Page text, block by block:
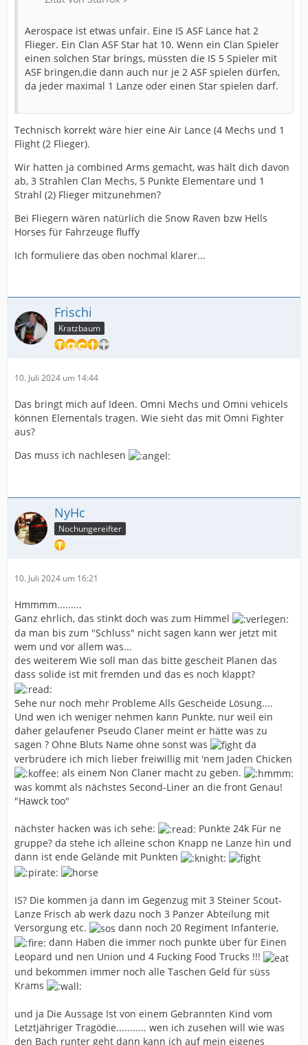
Aerospace ist etwas unfair. Eine IS ASF Lance hat 2
Flieger. Ein Clan ASF Star hat 10. Wenn ein Clan Spieler
einen solchen Star brings, müssten die IS 5 Spieler mit
ASF bringen,die dann auch nur je 2 ASF spielen dürfen,
da jeder maximal 1 Lanze oder einen Star spielen darf.
Technisch korrekt wäre hier eine Air Lance (4 Mechs und 1
Flight (2 Flieger).
Wir hatten ja combined Arms gemacht, was hält dich davon
ab, 3 Strahlen Clan Mechs, 5 Punkte Elementare und 1
Strahl (2) Flieger mitzunehmen?
Bei Fliegern wären natürlich die Snow Raven bzw Hells
Horses für Fahrzeuge fluffy
Ich formuliere das oben nochmal klarer...
Frischi
Kratzbaum
10. Juli 2024 um 14:44
Das bringt mich auf Ideen. Omni Mechs und Omni vehicels
können Elementals tragen. Wie sieht das mit Omni Fighter
aus?
Das muss ich nachlesen
NyHc
Nochungereifter
10. Juli 2024 um 16:21
Hmmmm.........
Ganz ehrlich, das stinkt doch was zum Himmel
da man bis zum "Schluss" nicht sagen kann wer jetzt mit
wem und vor allem was...
des weiterem Wie soll man das bitte gescheit Planen das
dass solide ist mit fremden und das es noch klappt?
Sehe nur noch mehr Probleme Alls Gescheide Lösung....
Und wen ich weniger nehmen kann Punkte, nur weil ein
daher gelaufener Pseudo Claner meint er hätte was zu
sagen ? Ohne Bluts Name ohne sonst was
da
verbrüdere ich mich lieber freiwillig mit 'nem Jaden Chicken
als einem Non Claner macht zu geben.
was kommt als nächstes Second-Liner an die front Genau!
"Hawck too"
nächster hacken was ich sehe:
Punkte 24k Für ne
gruppe? da stehe ich alleine schon Knapp ne Lanze hin und
dann ist ende Gelände mit Punkten
IS? Die kommen ja dann im Gegenzug mit 3 Steiner Scout-
Lanze Frisch ab werk dazu noch 3 Panzer Abteilung mit
Versorgung etc.
dann noch 20 Regiment Infanterie,
dann Haben die immer noch punkte über für Einen
Leopard und nen Union und 4 Fucking Food Trucks !!!
und bekommen immer noch alle Taschen Geld für süss
Krams
und ja Die Aussage Ist von einem Gebrannten Kind vom
Letztjähriger Tragödie........... wen ich zusehen will wie was
den Bach runter geht dann kann ich auf mein eigenes